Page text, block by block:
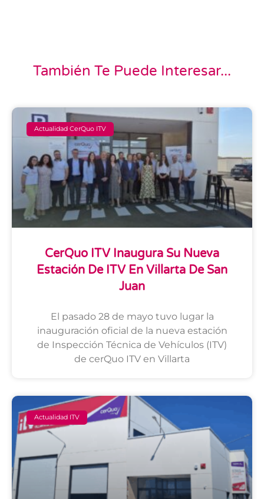
También Te Puede Interesar...
Actualidad CerQuo ITV
CerQuo ITV Inaugura Su Nueva
Estación De ITV En Villarta De San
Juan
El pasado 28 de mayo tuvo lugar la
inauguración oficial de la nueva estación
de Inspección Técnica de Vehículos (ITV)
de cerQuo ITV en Villarta
Actualidad ITV